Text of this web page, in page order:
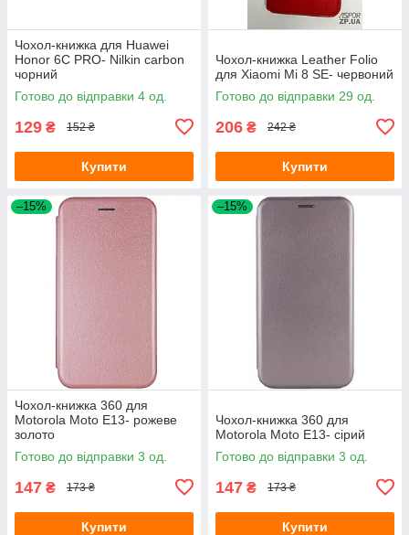
Чохол-книжка для Huawei
Honor 6C PRO- Nilkin carbon
чорний
Готово до відправки 4 од.
129 ₴ 152 ₴
Купити
Чохол-книжка Leather Folio
для Xiaomi Mi 8 SE- червоний
Готово до відправки 29 од.
206 ₴ 242 ₴
Купити
–15%
Чохол-книжка 360 для
Motorola Moto E13- рожеве
золото
Готово до відправки 3 од.
147 ₴ 173 ₴
Купити
–15%
Чохол-книжка 360 для
Motorola Moto E13- сірий
Готово до відправки 3 од.
147 ₴ 173 ₴
Купити